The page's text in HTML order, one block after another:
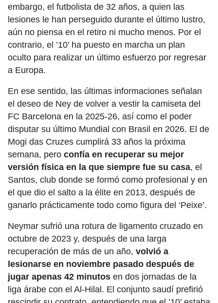
embargo, el futbolista de 32 años, a quien las
lesiones le han perseguido durante el último lustro,
aún no piensa en el retiro ni mucho menos. Por el
contrario, el ’10’ ha puesto en marcha un plan
oculto para realizar un último esfuerzo por regresar
a Europa.
En ese sentido, las últimas informaciones señalan
el deseo de Ney de volver a vestir la camiseta del
FC Barcelona en la 2025-26, así como el poder
disputar su último Mundial con Brasil en 2026. El de
Mogi das Cruzes cumplirá 33 años la próxima
semana, pero confía en recuperar su mejor
versión física en la que siempre fue su casa, el
Santos, club donde se formó como profesional y en
el que dio el salto a la élite en 2013, después de
ganarlo prácticamente todo como figura del ‘Peixe’.
Neymar sufrió una rotura de ligamento cruzado en
octubre de 2023 y, después de una larga
recuperación de más de un año, volvió a
lesionarse en noviembre pasado después de
jugar apenas 42 minutos en dos jornadas de la
liga árabe con el Al-Hilal. El conjunto saudí prefirió